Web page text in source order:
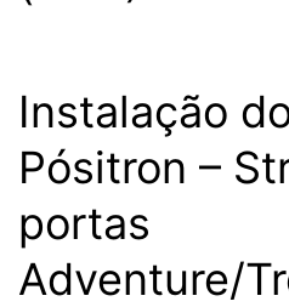
Instalação
Pósitron –
portas
Adventure/